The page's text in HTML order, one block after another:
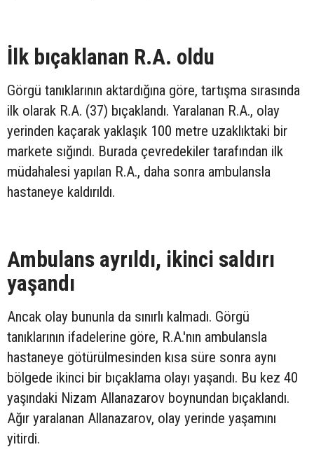
İlk bıçaklanan R.A. oldu
Görgü tanıklarının aktardığına göre, tartışma sırasında
ilk olarak R.A. (37) bıçaklandı. Yaralanan R.A., olay
yerinden kaçarak yaklaşık 100 metre uzaklıktaki bir
markete sığındı. Burada çevredekiler tarafından ilk
müdahalesi yapılan R.A., daha sonra ambulansla
hastaneye kaldırıldı.
Ambulans ayrıldı, ikinci saldırı
yaşandı
Ancak olay bununla da sınırlı kalmadı. Görgü
tanıklarının ifadelerine göre, R.A.'nın ambulansla
hastaneye götürülmesinden kısa süre sonra aynı
bölgede ikinci bir bıçaklama olayı yaşandı. Bu kez 40
yaşındaki Nizam Allanazarov boynundan bıçaklandı.
Ağır yaralanan Allanazarov, olay yerinde yaşamını
yitirdi.